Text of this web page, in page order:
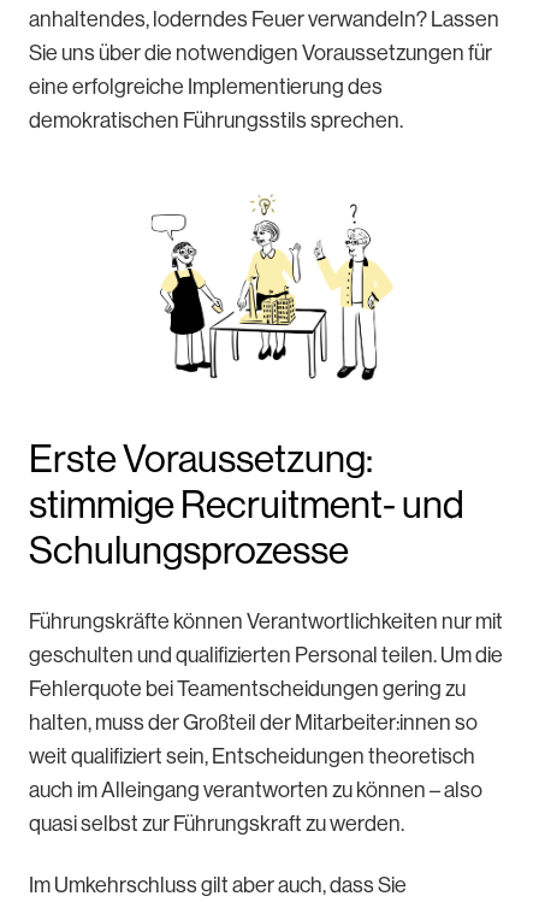
anhaltendes, loderndes Feuer verwandeln? Lassen
Sie uns über die notwendigen Voraussetzungen für
eine erfolgreiche Implementierung des
demokratischen Führungsstils sprechen.
Erste Voraussetzung:
stimmige Recruitment- und
Schulungsprozesse
Führungskräfte können Verantwortlichkeiten nur mit
geschulten und qualifizierten Personal teilen. Um die
Fehlerquote bei Teamentscheidungen gering zu
halten, muss der Großteil der Mitarbeiter:innen so
weit qualifiziert sein, Entscheidungen theoretisch
auch im Alleingang verantworten zu können – also
quasi selbst zur Führungskraft zu werden.
Im Umkehrschluss gilt aber auch, dass Sie